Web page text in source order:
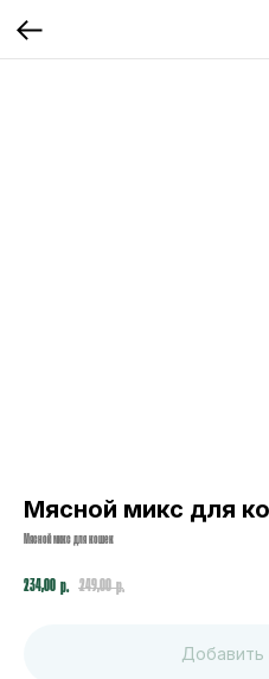
Мясной микс для
Мясной микс для кошек
234,00 р. 249,00 р.
Добавить